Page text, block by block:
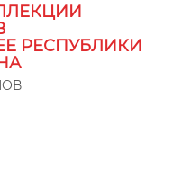
РЕСПУБЛИКИ